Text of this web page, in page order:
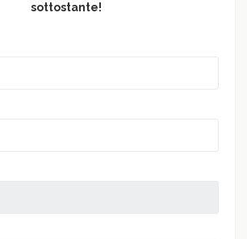
sottostante!